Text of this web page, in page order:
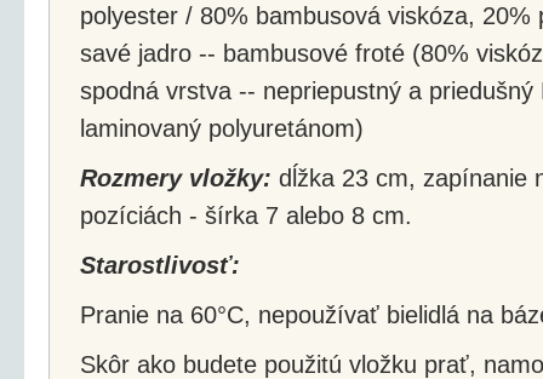
polyester / 80% bambusová viskóza, 20%
savé jadro -- bambusové froté (80%
spodná vrstva -- nepriepustný a priedušný
laminovaný polyuretánom)
Rozmery vložky: dĺžka 23 cm, zapínanie
pozíciách - šírka 7 alebo 8 cm.
Starostlivosť:
Pranie na 60°C, nepoužívať bielidlá na
Skôr ako budete použitú vložku prať,